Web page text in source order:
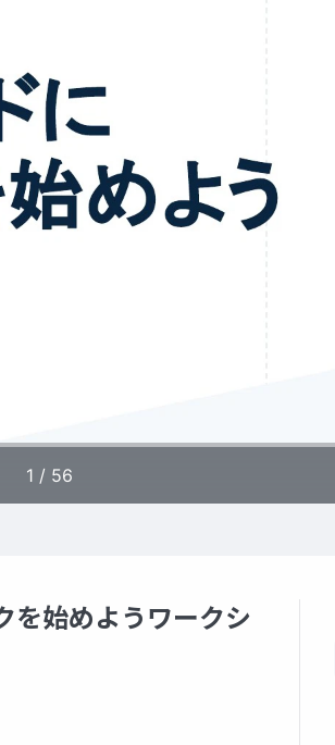
始めようワークシ